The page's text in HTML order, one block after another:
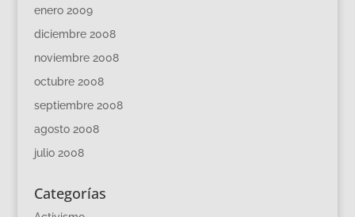
enero 2009
diciembre 2008
noviembre 2008
octubre 2008
septiembre 2008
agosto 2008
julio 2008
Categorías